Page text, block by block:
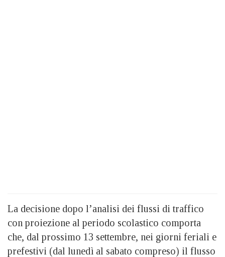
La decisione dopo l’analisi dei flussi di traffico
con proiezione al periodo scolastico comporta
che, dal prossimo 13 settembre, nei giorni feriali e
prefestivi (dal lunedì al sabato compreso) il flusso